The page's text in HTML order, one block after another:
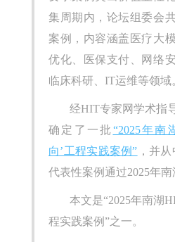
集周期内，论坛组委会
案例，内容涵盖医疗大
优化、医保支付、网络
临床科研、IT运维等领域
经HIT专家网学术指
确定了一批 “2025年南
向’工程实践案例” ，并
代表性案例通过2025年南
本文是“2025年南湖
程实践案例”之一。